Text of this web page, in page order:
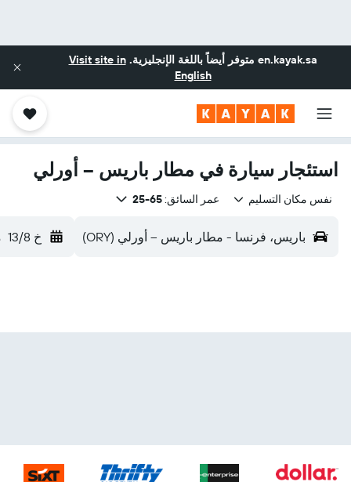
en.kayak.sa متوفر أيضاً باللغة الإنجليزية.Visit site in
English
استئجار سيارة في مطار باريس -- أورلي
نفس مكان التسليم عمر السائق:65-25
باريس، فرنسا - مطار باريس -- أورلي (ORY) خ 13/8